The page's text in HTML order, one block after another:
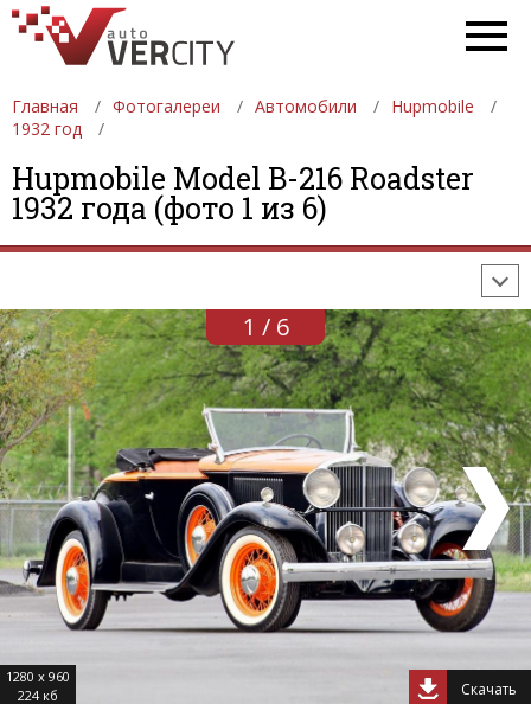
Главная Фотогалереи Автомобили
Hupmobile
1932 год
Hupmobile Model B-216 Roadster
1932 года (фото 1 из 6)
ФОТОГАЛЕРЕИ АВТОМОБИЛИ
ДЕВУШКИ
АВТОСАЛОНЫ
ФОРМУЛА-1
1 / 6
1280 x 960
224 кб
Скачать